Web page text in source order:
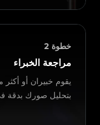
خطوة 2
مراجعة الخبراء
يقوم خبيران أو أكثر
بتحليل صورك بدقة